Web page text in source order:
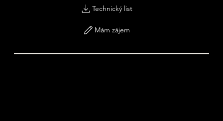
Technický list
Mám zájem